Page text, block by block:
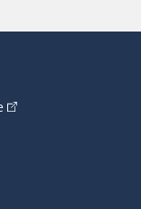
(Cet hyperlien